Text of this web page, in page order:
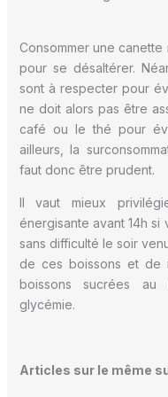
Consommer une
pour se désaltérer.
sont à respecter pour
ne doit alors pas être
café ou le thé pour
ailleurs, la
faut donc être prudent.
Il vaut mieux
énergisante avant 14h
sans difficulté le soir
de ces boissons et de
boissons sucrées au
glycémie.
Articles sur le même